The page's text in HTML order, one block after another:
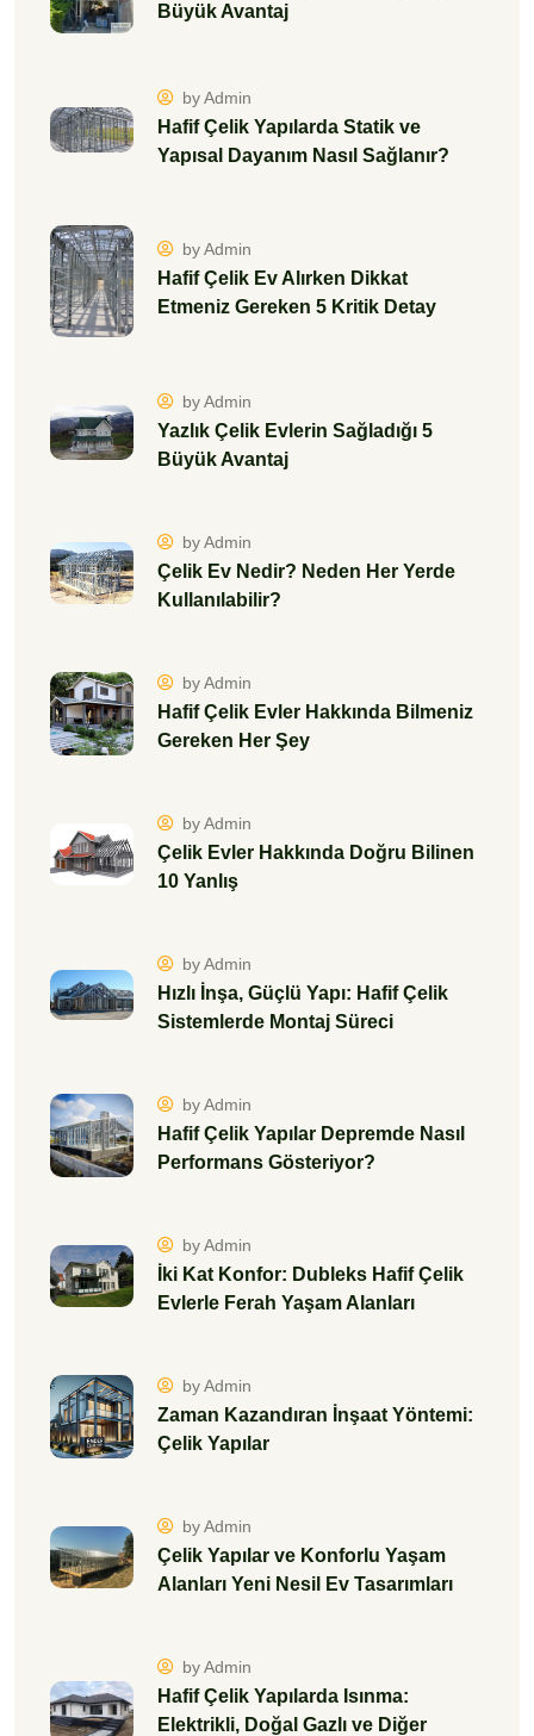
Büyük Avantaj
by Admin
Hafif Çelik Yapılarda Statik ve
Yapısal Dayanım Nasıl Sağlanır?
by Admin
Hafif Çelik Ev Alırken Dikkat
Etmeniz Gereken 5 Kritik Detay
by Admin
Yazlık Çelik Evlerin Sağladığı 5
Büyük Avantaj
by Admin
Çelik Ev Nedir? Neden Her Yerde
Kullanılabilir?
by Admin
Hafif Çelik Evler Hakkında Bilmeniz
Gereken Her Şey
by Admin
Çelik Evler Hakkında Doğru Bilinen
10 Yanlış
by Admin
Hızlı İnşa, Güçlü Yapı: Hafif Çelik
Sistemlerde Montaj Süreci
by Admin
Hafif Çelik Yapılar Depremde Nasıl
Performans Gösteriyor?
by Admin
İki Kat Konfor: Dubleks Hafif Çelik
Evlerle Ferah Yaşam Alanları
by Admin
Zaman Kazandıran İnşaat Yöntemi:
Çelik Yapılar
by Admin
Çelik Yapılar ve Konforlu Yaşam
Alanları Yeni Nesil Ev Tasarımları
by Admin
Hafif Çelik Yapılarda Isınma:
Elektrikli, Doğal Gazlı ve Diğer